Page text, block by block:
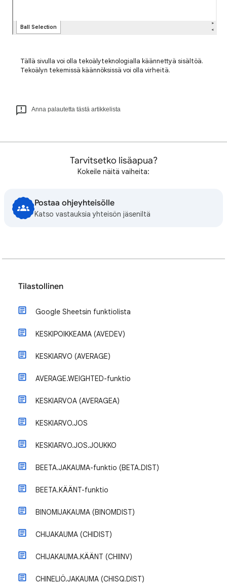
Tällä sivulla voi olla tekoälyteknologialla käännettyä sisältöä.
Tekoälyn tekemissä käännöksissä voi olla virheitä.
Anna palautetta tästä artikkelista
Tarvitsetko lisäapua?
Kokeile näitä vaiheita:
Postaa ohjeyhteisölle
Katso vastauksia yhteisön jäseniltä
Tilastollinen
Google Sheetsin funktiolista
KESKIPOIKKEAMA (AVEDEV)
KESKIARVO (AVERAGE)
AVERAGE.WEIGHTED-funktio
KESKIARVOA (AVERAGEA)
KESKIARVO.JOS
KESKIARVO.JOS.JOUKKO
BEETA.JAKAUMA-funktio (BETA.DIST)
BEETA.KÄÄNT-funktio
BINOMIJAKAUMA (BINOMDIST)
CHIJAKAUMA (CHIDIST)
CHIJAKAUMA.KÄÄNT (CHIINV)
CHINELIÖ.JAKAUMA (CHISQ.DIST)